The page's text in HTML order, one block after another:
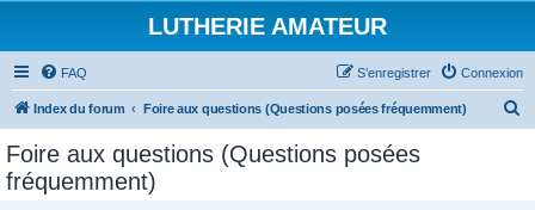
LUTHERIE AMATEUR
FAQ Connexion
S’enregistrer
Index du forum Foire aux questions (Questions posées fréquemment)
Foire aux questions (Questions posées
fréquemment)